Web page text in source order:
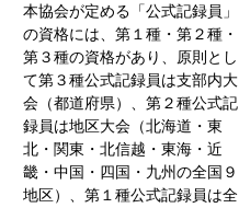
本協会が定める「公式記録員」
の資格には、第１種・第２種・
第３種の資格があり、原則とし
て第３種公式記録員は支部内大
会（都道府県）、第２種公式記
録員は地区大会（北海道・東
北・関東・北信越・東海・近
畿・中国・四国・九州の全国９
地区）、第１種公式記録員は全